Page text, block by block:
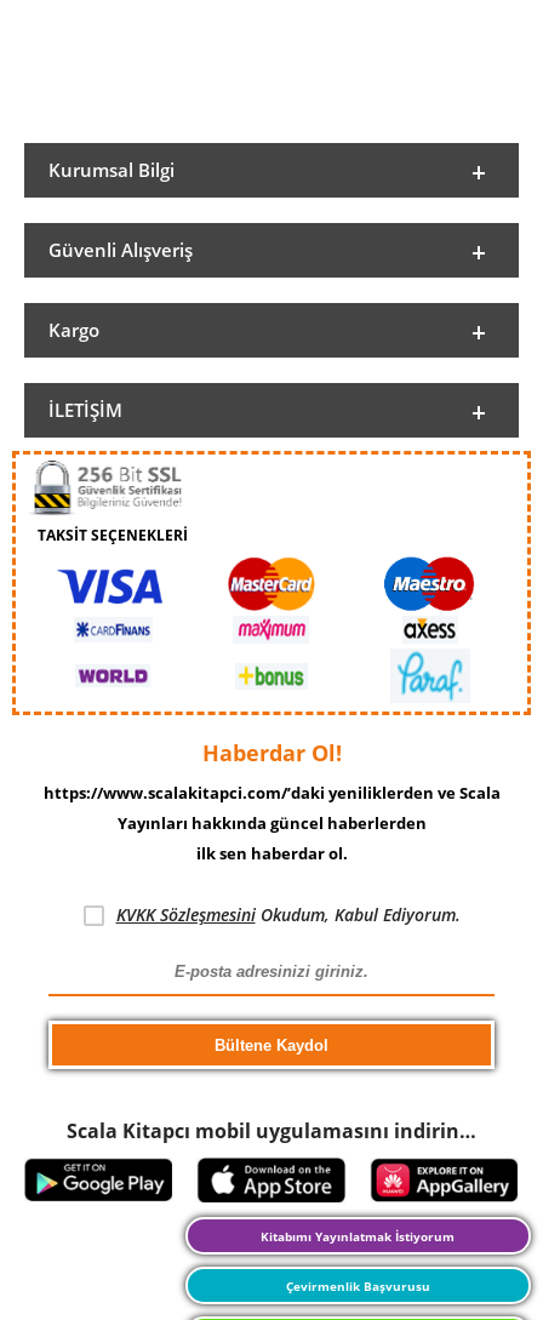
Kurumsal Bilgi
Güvenli Alışveriş
Kargo
İLETIŞIM
TAKSİT SEÇENEKLERİ
Haberdar Ol!
https://www.scalakitapci.com/’daki yeniliklerden ve Scala
Yayınları hakkında güncel haberlerden
ilk sen haberdar ol.
KVKK SözleşmesiniOkudum, Kabul Ediyorum.
Scala Kitapcı mobil uygulamasını indirin…
Kitabımı Yayınlatmak İstiyorum
Çevirmenlik Başvurusu